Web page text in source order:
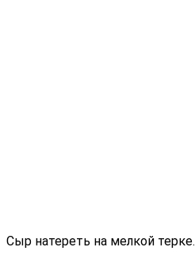
Сыр натереть на мелкой терке.